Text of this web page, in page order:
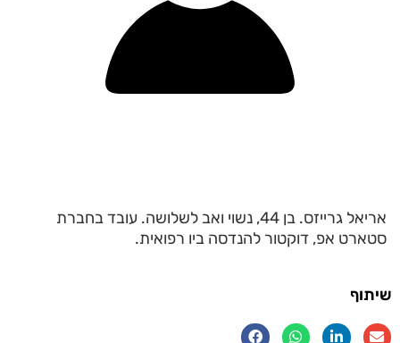
אריאל גרייזס. בן 44, נשוי ואב לשלושה. עובד בחברת
סטארט אפ, דוקטור להנדסה ביו רפואית.
שיתוף